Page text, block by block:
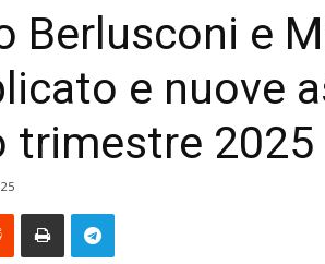
Berlusconi e
e nuove
trimestre 2025